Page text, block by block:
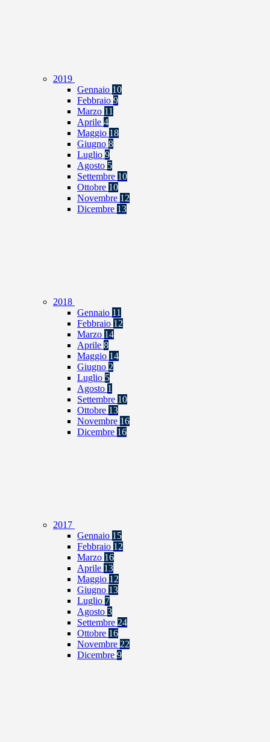
2019
Gennaio 10
Febbraio 9
Marzo 11
Aprile 4
Maggio 18
Giugno 8
Luglio 9
Agosto 5
Settembre 10
Ottobre 10
Novembre 12
Dicembre 13
2018
Gennaio 11
Febbraio 12
Marzo 14
Aprile 8
Maggio 14
Giugno 2
Luglio 5
Agosto 1
Settembre 10
Ottobre 13
Novembre 16
Dicembre 16
2017
Gennaio 15
Febbraio 12
Marzo 16
Aprile 13
Maggio 12
Giugno 13
Luglio 7
Agosto 3
Settembre 24
Ottobre 16
Novembre 22
Dicembre 9